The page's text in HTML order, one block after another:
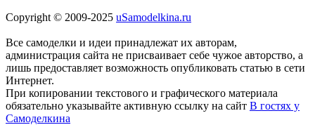
Copyright © 2009-2025 uSamodelkina.ru
Все самоделки и идеи принадлежат их авторам,
администрация сайта не присваивает себе чужое авторство, а
лишь предоставляет возможность опубликовать статью в сети
Интернет.
При копировании текстового и графического материала
обязательно указывайте активную ссылку на сайт В гостях у
Самоделкина